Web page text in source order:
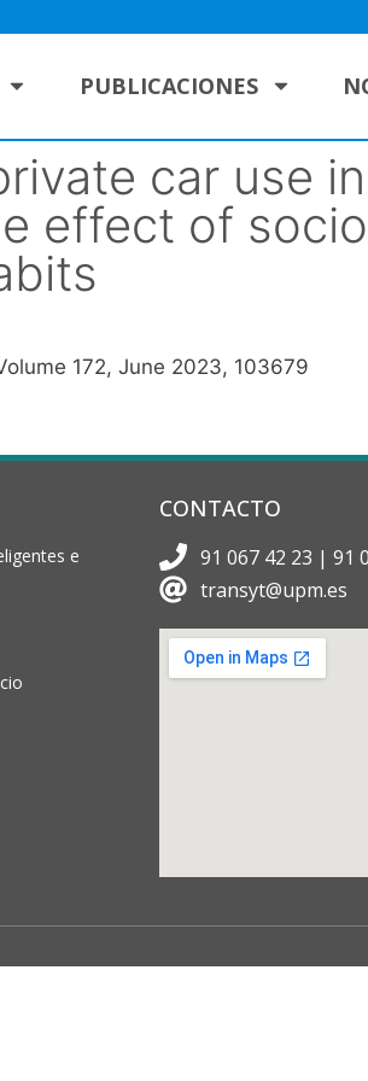
PUBLICACIONES
car use
effect of
172, June 2023, 103679
e
CONTACTO
91 067 42 23 | 91
transyt@upm.es